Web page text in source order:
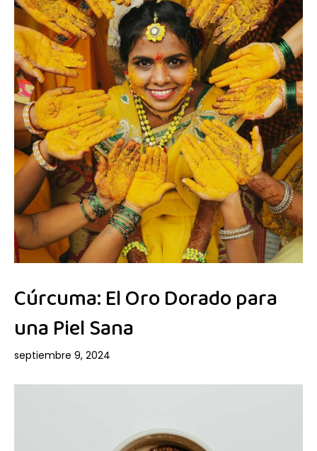
Cúrcuma: El Oro Dorado para
una Piel Sana
septiembre 9, 2024